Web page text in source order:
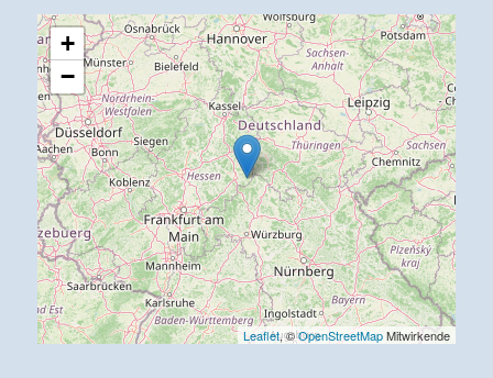
+
−
Leaflet, ©OpenStreetMapMitwirkende